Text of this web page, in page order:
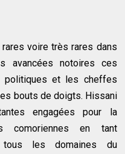
voire très rares dans
avancées notoires ces
politiques et les cheffes
bouts de doigts. Hissani
engagées pour la
comoriennes en tant
tous les domaines du